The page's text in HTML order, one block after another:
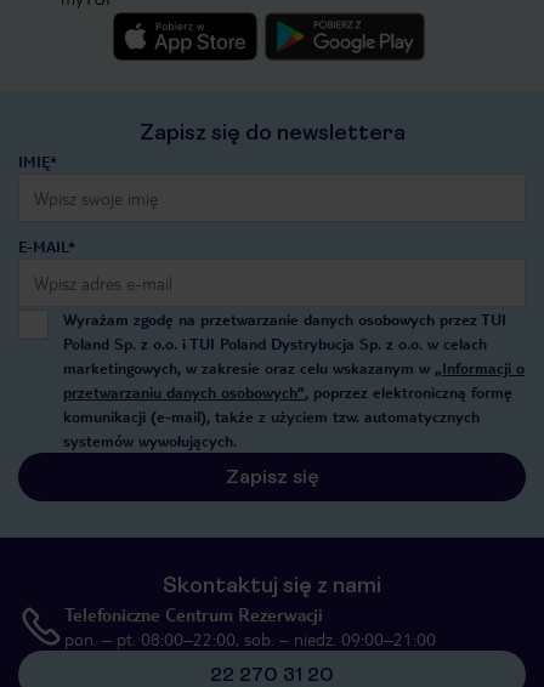
Zapisz się do newslettera
IMIĘ*
E-MAIL*
Wyrażam zgodę na przetwarzanie danych osobowych przez TUI
Poland Sp. z o.o. i TUI Poland Dystrybucja Sp. z o.o. w celach
marketingowych, w zakresie oraz celu wskazanym w „Informacji o
przetwarzaniu danych osobowych”, poprzez elektroniczną formę
komunikacji (e-mail), także z użyciem tzw. automatycznych
systemów wywołujących.
Zapisz się
Skontaktuj się z nami
Telefoniczne Centrum Rezerwacji
pon. – pt. 08:00–22:00, sob. – niedz. 09:00–21:00
22 270 31 20